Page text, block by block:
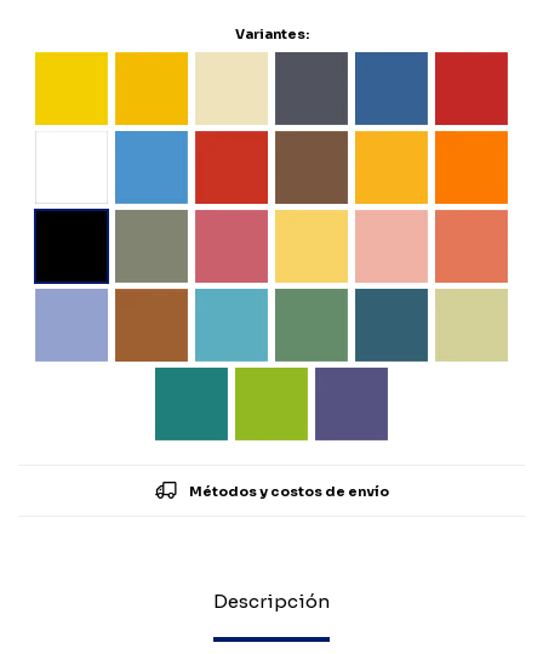
Variantes:
Métodos y costos de envío
Descripción